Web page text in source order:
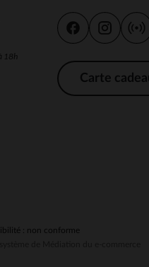
de confidentialité,
18h
Carte
: non conforme